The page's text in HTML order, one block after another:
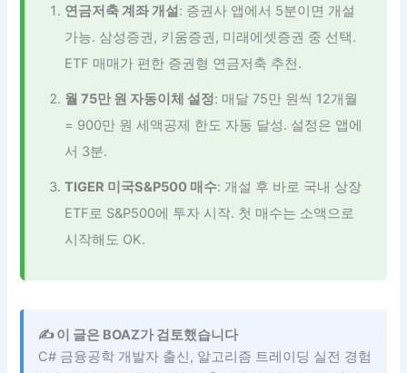
연금저축 계좌 개설: 증권사 앱에서 5분이면 개설
가능. 삼성증권, 키움증권, 미래에셋증권 중 선택.
ETF 매매가 편한 증권형 연금저축 추천.
월 75만 원 자동이체 설정: 매달 75만 원씩 12개월
= 900만 원 세액공제 한도 자동 달성. 설정은 앱에
서 3분.
TIGER 미국S&P500 매수: 개설 후 바로 국내 상장
ETF로 S&P500에 투자 시작. 첫 매수는 소액으로
시작해도 OK.
✍️ 이 글은 BOAZ가 검토했습니다
C# 금융공학 개발자 출신, 알고리즘 트레이딩 실전 경험